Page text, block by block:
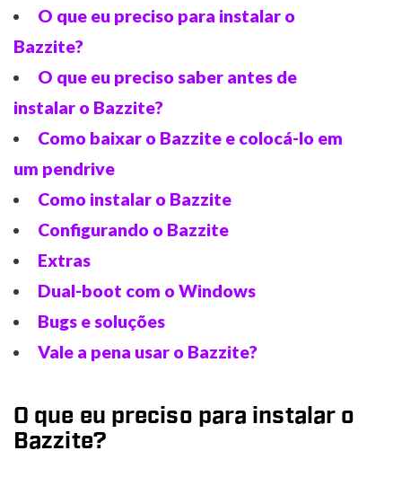
O que eu preciso para instalar o
Bazzite?
O que eu preciso saber antes de
instalar o Bazzite?
Como baixar o Bazzite e colocá-lo em
um pendrive
Como instalar o Bazzite
Configurando o Bazzite
Extras
Dual-boot com o Windows
Bugs e soluções
Vale a pena usar o Bazzite?
O que eu preciso para instalar o
Bazzite?